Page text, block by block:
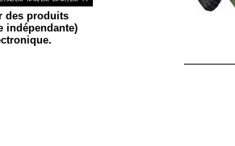
des produits
indépendante)